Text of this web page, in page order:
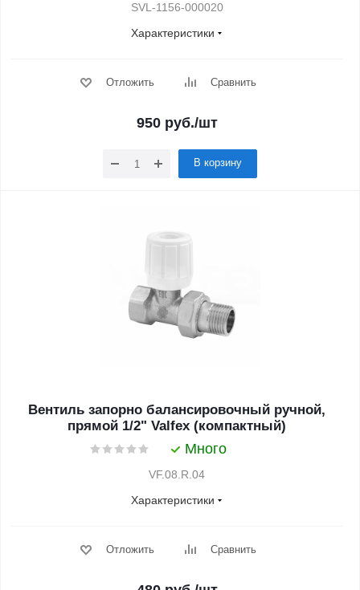
SVL-1156-000020
Характеристики
Отложить Сравнить
950 руб./шт
В корзину
Вентиль запорно балансировочный ручной,
прямой 1/2" Valfex (компактный)
Много
VF.08.R.04
Характеристики
Отложить Сравнить